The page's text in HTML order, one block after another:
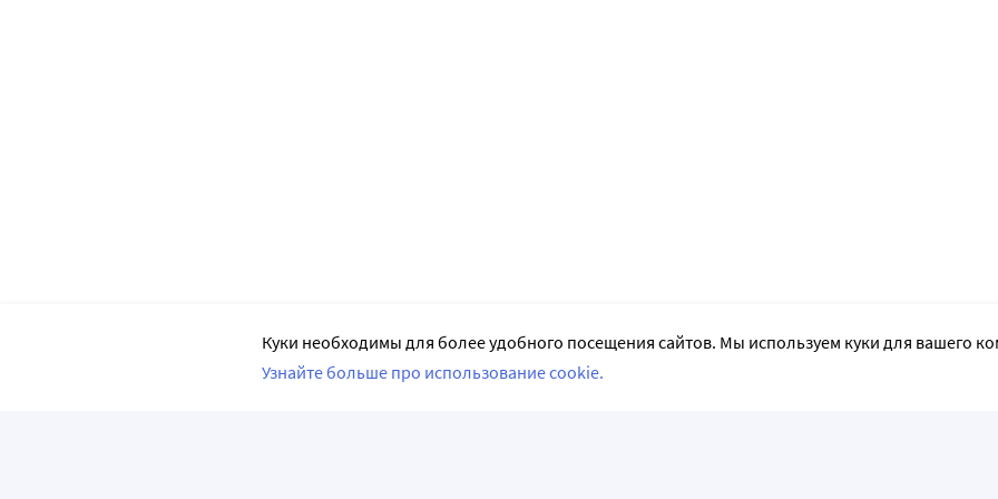
Куки необходимы для более удобного посещения сайтов. Мы используем куки для вашего
Узнайте больше про использование cookie.